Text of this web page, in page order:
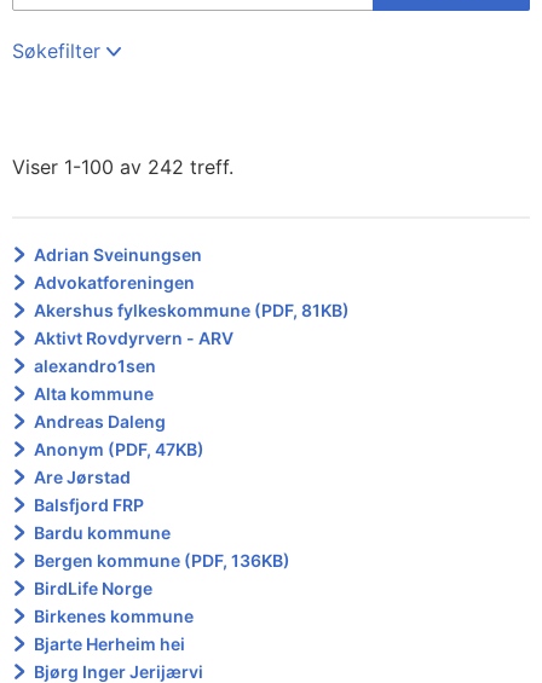
Søkefilter
Viser 1-100 av 242 treff.
Adrian Sveinungsen
Advokatforeningen
Akershus fylkeskommune (PDF, 81KB)
Aktivt Rovdyrvern - ARV
alexandro1sen
Alta kommune
Andreas Daleng
Anonym (PDF, 47KB)
Are Jørstad
Balsfjord FRP
Bardu kommune
Bergen kommune (PDF, 136KB)
BirdLife Norge
Birkenes kommune
Bjarte Herheim hei
Bjørg Inger Jerijærvi